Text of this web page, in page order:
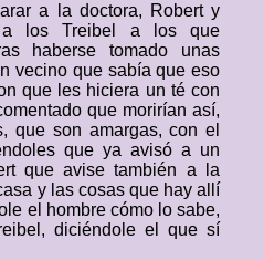
a la doctora, Robert y
los Treibel a los que
haberse tomado unas
vecino que sabía que eso
que les hiciera un té con
que morirían así,
que son amargas, con el
que ya avisó a un
que avise también a la
y las cosas que hay allí
el hombre cómo lo sabe,
diciéndole el que sí